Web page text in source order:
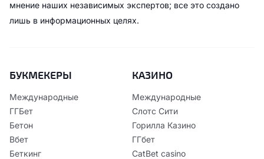
мнение наших независимых экспертов; все это создано
лишь в информационных целях.
БУКМЕКЕРЫ
Международные
ГГБет
Бетон
Вбет
Беткинг
КАЗИНО
Международные
Слотс Сити
Горилла Казино
ГГбет
CatBet casino